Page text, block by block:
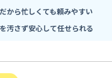
から忙しくても頼みやすい
汚さず安心して任せられる